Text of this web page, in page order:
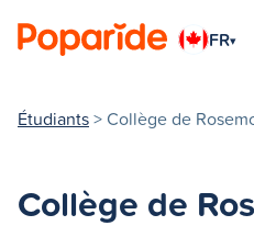
FR▾
Étudiants> Collège de
Collège de